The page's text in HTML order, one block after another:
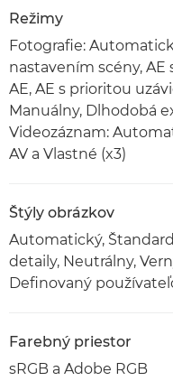
Režimy
Fotografie:
nastavením scény,
AE, AE s prioritou
Manuálny, Dlhodobá
Videozáznam:
AV a Vlastné (x3)
Štýly obrázkov
Automatický,
detaily, Neutrálny,
Definovaný
Farebný priestor
sRGB a Adobe RGB